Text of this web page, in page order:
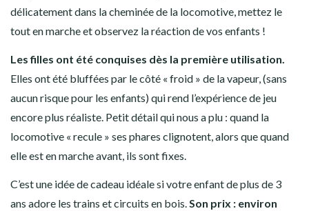
délicatement dans la cheminée de la locomotive, mettez le
tout en marche et observez la réaction de vos enfants !
Les filles ont été conquises dès la première utilisation.
Elles ont été bluffées par le côté « froid » de la vapeur, (sans
aucun risque pour les enfants) qui rend l’expérience de jeu
encore plus réaliste. Petit détail qui nous a plu : quand la
locomotive « recule » ses phares clignotent, alors que quand
elle est en marche avant, ils sont fixes.
C’est une idée de cadeau idéale si votre enfant de plus de 3
ans adore les trains et circuits en bois.Son prix : environ